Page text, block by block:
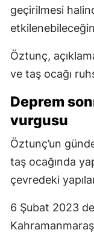
geçirilmesi
Öztunç,
ve taş ocağı
Deprem
vurgusu
Öztunç’un
taş ocağında
çevredeki
6 Şubat 2023